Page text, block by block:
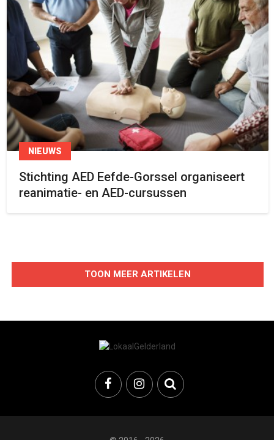
NIEUWS
Stichting AED Eefde-Gorssel organiseert
reanimatie- en AED-cursussen
TOON MEER ARTIKELEN